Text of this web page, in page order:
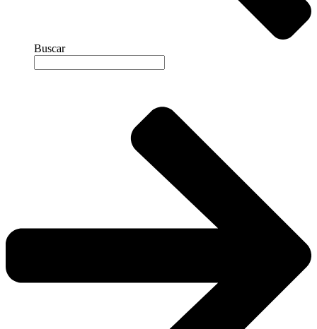
Buscar